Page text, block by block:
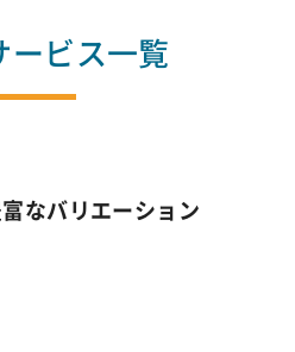
ービス一覧
富なバリエーション